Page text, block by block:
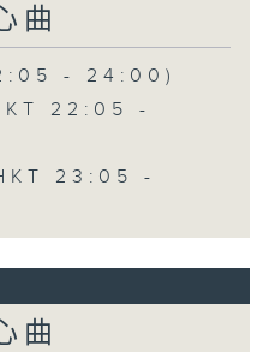
曲
- 24:00)
22:05 -
23:05 -
曲